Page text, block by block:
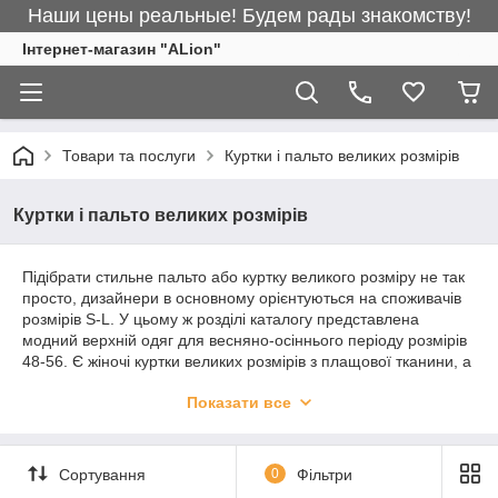
Наши цены реальные! Будем рады знакомству!
Інтернет-магазин "ALіon"
Товари та послуги Куртки і пальто великих розмірів
Куртки і пальто великих розмірів
Підібрати стильне пальто або куртку великого розміру не так
просто, дизайнери в основному орієнтуються на споживачів
розмірів S-L. У цьому ж розділі каталогу представлена
модний верхній одяг для весняно-осіннього періоду розмірів
48-56. Є жіночі куртки великих розмірів з плащової тканини, а
Асортимент жіночих курток великих
розмірів
Показати все
Сортування 0 Фільтри